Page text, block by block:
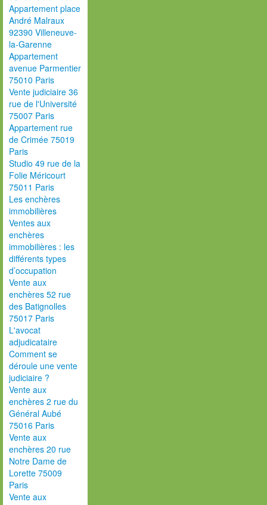
Appartement place
André Malraux
92390 Villeneuve-
la-Garenne
Appartement
avenue Parmentier
75010 Paris
Vente judiciaire 36
rue de l'Université
75007 Paris
Appartement rue
de Crimée 75019
Paris
Studio 49 rue de la
Folie Méricourt
75011 Paris
Les enchères
immobilières
Ventes aux
enchères
immobilières : les
différents types
d’occupation
Vente aux
enchères 52 rue
des Batignolles
75017 Paris
L'avocat
adjudicataire
Comment se
déroule une vente
judiciaire ?
Vente aux
enchères 2 rue du
Général Aubé
75016 Paris
Vente aux
enchères 20 rue
Notre Dame de
Lorette 75009
Paris
Vente aux